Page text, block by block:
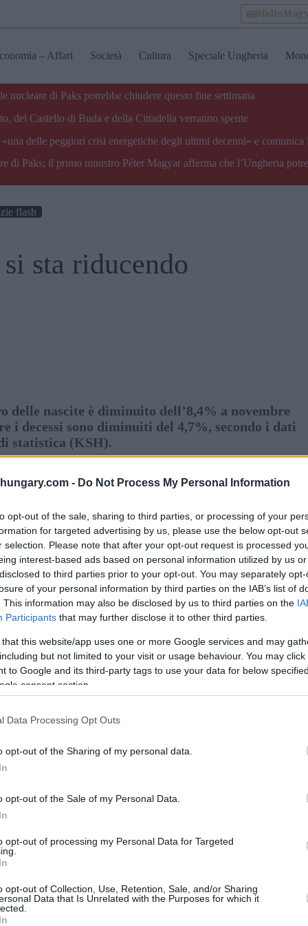
- Do Not Process My Personal Information
opt-out of the sale, sharing to third parties, or processing of your
for targeted advertising by us, please use the below opt-out
selection. Please note that after your opt-out request is processed
interest-based ads based on personal information utilized by us
to third parties prior to your opt-out. You may separately
of your personal information by third parties on the IAB’s list of
This information may also be disclosed by us to third parties on the
Participants that may further disclose it to other third parties.
that this website/app uses one or more Google services and may
but not limited to your visit or usage behaviour. You may
to Google and its third-party tags to use your data for below
consent section.
Data Processing Opt Outs
opt-out of the Sharing of my personal data.
opt-out of the Sale of my Personal Data.
opt-out of processing my Personal Data for Targeted
opt-out of Collection, Use, Retention, Sale, and/or Sharing
Data that Is Unrelated with the Purposes for which it
– Affari Società Cultura Speciale Ungheria
nucleare di Paks potrebbe chiudere questo fine settimana
del Castello di Buda e della Cittadella verranno spente
delle peggiori crisi energetiche degli ultimi decenni» e comunica
di Paks; il primo ministro Péter Magyar afferma che l’Ungheria
flash
sta riducendo
delle nascite è diminuito dell’8,4% a novembre
i decessi sono diminuiti del 4,7%, secondo i dati
statistica (KSH).
con 2.724 coppie che si sono sposate.
mentre i decessi sono stati 10.267